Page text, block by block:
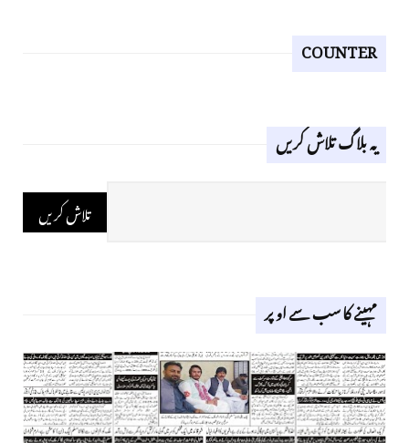
COUNTER
یہ بلاگ تلاش کریں
مہینے کا سب سے اوپر